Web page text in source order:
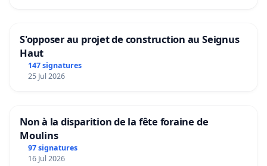
S'opposer au projet de construction au Seignus
Haut
147 signatures
25 Jul 2026
Non à la disparition de la fête foraine de
Moulins
97 signatures
16 Jul 2026